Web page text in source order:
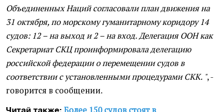
Объединенных Наций согласовали план движения на
31 октября, по морскому гуманитарному коридору 14
судов: 12 – на выход и 2 – на вход. Делегация ООН как
Секретариат СКЦ проинформировала делегацию
российской федерации о перемещении судов в
соответствии с установленными процедурами СКК. ", -
говорится в сообщении.